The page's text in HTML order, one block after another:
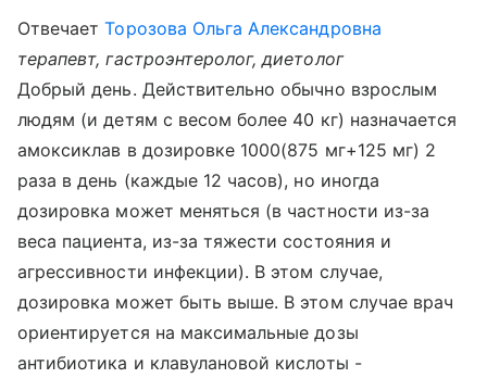
ОтвечаетТорозова Ольга Александровна
терапевт, гастроэнтеролог, диетолог
Добрый день. Действительно обычно взрослым
людям (и детям с весом более 40 кг) назначается
амоксиклав в дозировке 1000(875 мг+125 мг) 2
раза в день (каждые 12 часов), но иногда
дозировка может меняться (в частности из-за
веса пациента, из-за тяжести состояния и
агрессивности инфекции). В этом случае,
дозировка может быть выше. В этом случае врач
ориентируется на максимальные дозы
антибиотика и клавулановой кислоты -